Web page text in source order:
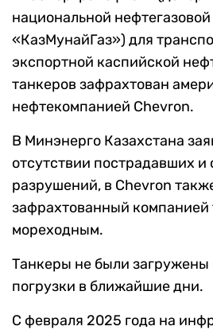
национальной
«КазМунайГаз») для
экспортной каспийской
танкеров зафрахтован
нефтекомпанией Chevron.
В Минэнерго Казахстана
отсутствии пострадавших и
разрушений, в Chevron
зафрахтованный компанией
мореходным.
Танкеры не были
погрузки в ближайшие дни.
С февраля 2025 года на